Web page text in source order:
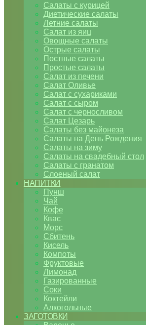
Салаты с курицей
Диетические салаты
Летние салаты
Салат из яиц
Овощные салаты
Острые салаты
Постные салаты
Простые салаты
Салат из печени
Салат Оливье
Салат с сухариками
Салат с сыром
Салат с черносливом
Салат Цезарь
Салаты без майонеза
Салаты на День Рождения
Салаты на зиму
Салаты на свадебный стол
Салаты с гранатом
Слоеный салат
НАПИТКИ
Пунш
Чай
Кофе
Квас
Морс
Сбитень
Кисель
Компоты
Фруктовые
Лимонад
Газированные
Соки
Коктейли
Алкогольные
ЗАГОТОВКИ